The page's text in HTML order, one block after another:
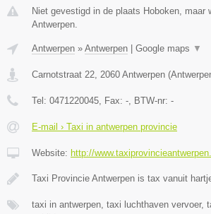
Niet gevestigd in de plaats Hoboken, maar
Antwerpen.
Antwerpen » Antwerpen Google maps ▼
Carnotstraat 22, 2060 Antwerpen (
Tel: 0471220045, Fax: -, BTW-nr: -
E-mail › Taxi in antwerpen provincie
Website: http://
Taxi Provincie Antwerpen is tax vanuit
taxi in antwerpen, taxi luchthaven vervoer,